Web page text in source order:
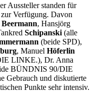
Aussteller standen für
Verfügung. Davon
Beermann, Hansjörg
Schipanski (alle
(beide SPD),
, Manuel Höferlin
LINKE.), Dr. Anna
BÜNDNIS 90/DIE
Gebrauch und diskutierte
Punkte sehr intensiv.